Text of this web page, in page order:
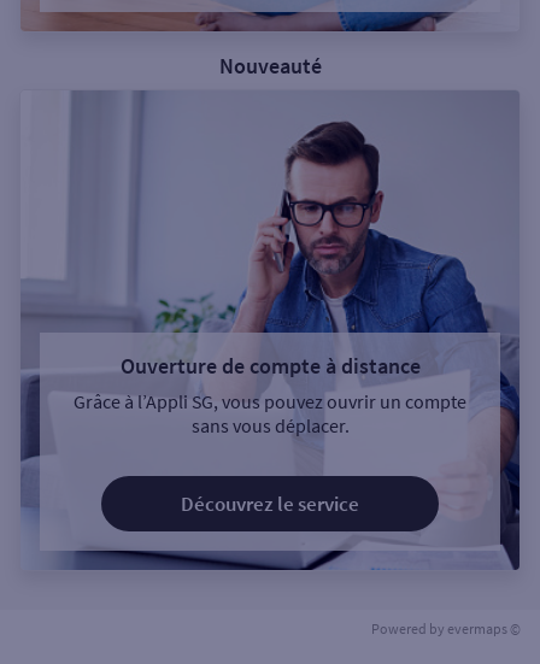
Nouveauté
Ouverture de compte à distance
Grâce à l’Appli SG, vous pouvez ouvrir un compte
sans vous déplacer.
Découvrez le service
Powered by evermaps ©